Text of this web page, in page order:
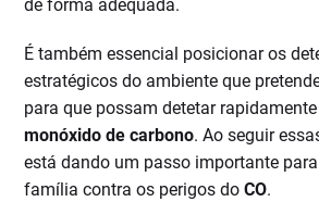
de forma adequada.
É também essencial posicionar os
estratégicos do ambiente que
para que possam detetar
monóxido de carbono. Ao seguir
está dando um passo importante
família contra os perigos doCO.